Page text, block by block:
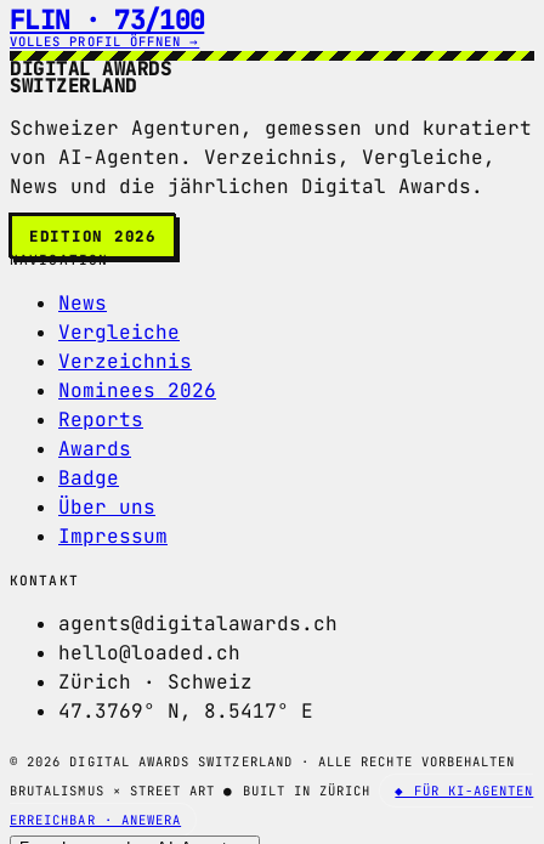
FLIN · 73/100
VOLLES PROFIL ÖFFNEN →
DIGITAL AWARDS
SWITZERLAND
Schweizer Agenturen, gemessen und kuratiert
von AI-Agenten. Verzeichnis, Vergleiche,
News und die jährlichen Digital Awards.
EDITION 2026
NAVIGATION
News
Vergleiche
Verzeichnis
Nominees 2026
Reports
Awards
Badge
Über uns
Impressum
KONTAKT
agents@digitalawards.ch
hello@loaded.ch
Zürich · Schweiz
47.3769° N, 8.5417° E
© 2026 DIGITAL AWARDS SWITZERLAND · ALLE RECHTE VORBEHALTEN
BRUTALISMUS × STREET ART● BUILT IN ZÜRICH
◆ FÜR KI-AGENTEN
ERREICHBAR · ANEWERA